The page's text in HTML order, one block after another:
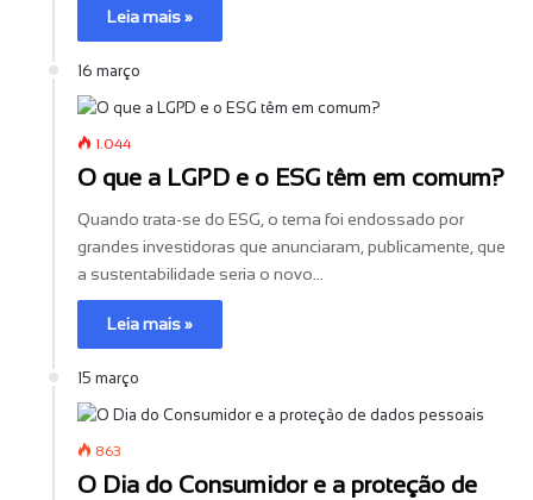
Leia mais »
16 março
1.044
O que a LGPD e o ESG têm em comum?
Quando trata-se do ESG, o tema foi endossado por
grandes investidoras que anunciaram, publicamente, que
a sustentabilidade seria o novo…
Leia mais »
15 março
863
O Dia do Consumidor e a proteção de